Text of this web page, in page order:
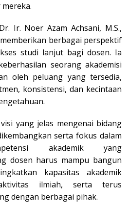
Ir. Noer Azam Achsani, M.S.,
berbagai perspektif
studi lanjut bagi dosen. Ia
seorang akademisi
oleh peluang yang tersedia,
konsistensi, dan kecintaan
yang jelas mengenai bidang
serta fokus dalam
akademik yang
dosen harus mampu bangun
kapasitas akademik
ilmiah, serta terus
dengan berbagai pihak.